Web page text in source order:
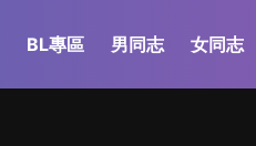
BL專區 男同志 女同志